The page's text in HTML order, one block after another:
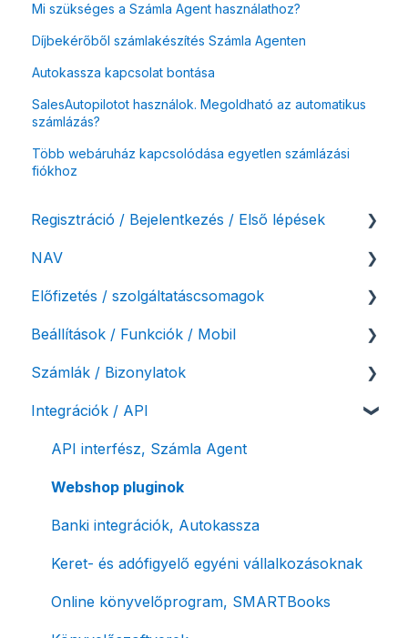
Mi szükséges a Számla Agent használathoz?
Díjbekérőből számlakészítés Számla Agenten
Autokassza kapcsolat bontása
SalesAutopilotot használok. Megoldható az automatikus
számlázás?
Több webáruház kapcsolódása egyetlen számlázási
fiókhoz
Regisztráció / Bejelentkezés / Első lépések
Felhasználó beállításai
Számlázási fiók kezdő beállításai, első lépések
NAV
NAV online adatszolgáltatás
Adóhatósági ellenőrzés adatszolgáltatás
NAV pénztárgép feladás (PTGSZLAH)
Számlaverzum
Előfizetés / szolgáltatáscsomagok
Szolgáltatáscsomag kiválasztása
Szolgáltatáscsomag módosítása
Fiók / felhasználó törlése
Díjfizetés / díjtartozás / korlátozás
Fizetési módok
Beállítások / Funkciók / Mobil
Számlakészítés
Mobilapplikáció / MostSzámlázz
Bejövő számlák és vevői fiók
Tömeges számlagenerálás
Tömeges-, és csoportos műveletek
Megbízott számlakibocsátás / Önszámlázás
Online fizetési megoldások
Számlák / Bizonylatok
Sztornó-, és helyesbítő számla
Díjbekérő, szállítólevél
Előlegszámla, végszámla
E-számla
Nyugta / e-nyugta
Devizás és idegen nyelvű számlázás
Integrációk / API
API interfész, Számla Agent
Webshop pluginok
Banki integrációk, Autokassza
Keret- és adófigyelő egyéni vállalkozásoknak
Online könyvelőprogram, SMARTBooks